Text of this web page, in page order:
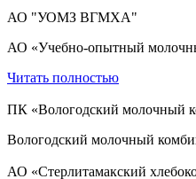
АО "УОМЗ ВГМХА"
АО «Учебно-опытный
Читать полностью
ПК «Вологодский молочный
Вологодский молочный
АО «Стерлитамакский